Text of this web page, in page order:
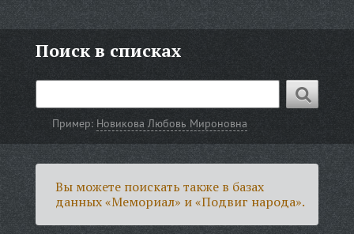
Поиск в списках
Пример: Новикова Любовь Мироновна
Вы можете поискать также в базах
данных «Мемориал» и «Подвиг народа».